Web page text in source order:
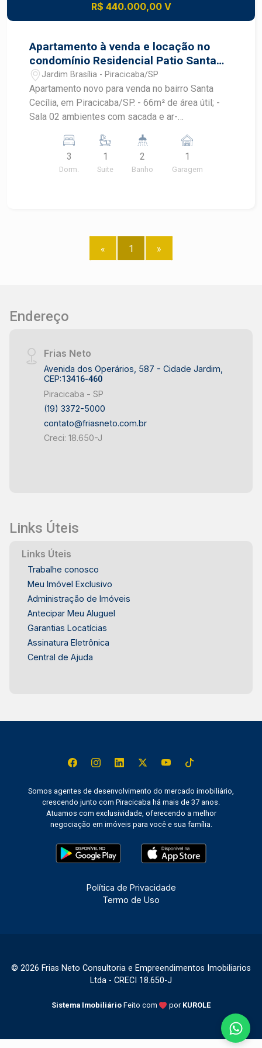
R$ 440.000,00 V
Apartamento à venda e locação no
condomínio Residencial Patio Santa
Cecília
Jardim Brasília - Piracicaba/SP
Apartamento novo para venda no bairro Santa
Cecília, em Piracicaba/SP. - 66m² de área útil; -
Sala 02 ambientes com sacada e ar-
com ar-condicionado; - 02 banheiros: social e da
suíte; - Cozinha com armário planejado; -
Lavanderia com armário; - 01 vaga privativa. Área
3
Dorm.
1
Suite
2
Banho
1
Garagem
« 1 »
Endereço
Frias Neto
Avenida dos Operários, 587 - Cidade Jardim,
CEP:13416-460
Piracicaba - SP
(19) 3372-5000
contato@friasneto.com.br
Creci: 18.650-J
Links Úteis
Links Úteis
Trabalhe conosco
Meu Imóvel Exclusivo
Administração de Imóveis
Antecipar Meu Aluguel
Garantias Locatícias
Assinatura Eletrônica
Central de Ajuda
Somos agentes de desenvolvimento do mercado imobiliário,
crescendo junto com Piracicaba há mais de 37 anos.
Atuamos com exclusividade, oferecendo a melhor
negociação em imóveis para você e sua família.
Política de Privacidade
Termo de Uso
© 2026 Frias Neto Consultoria e Empreendimentos Imobiliarios
Ltda - CRECI 18.650-J
Sistema Imobiliário Feito com por KUROLE